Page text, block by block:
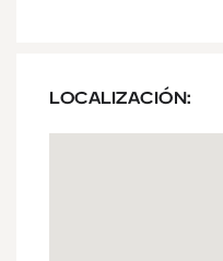
LOCALIZACIÓN: